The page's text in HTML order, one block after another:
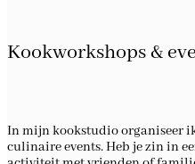
Kookworkshops &
In mijn kookstudio organiseer
culinaire events. Heb je zin in